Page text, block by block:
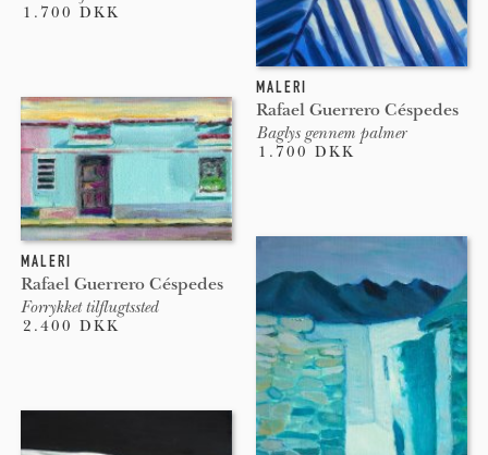
1.700 DKK
MALERI
Rafael Guerrero Céspedes
Baglys gennem palmer
1.700 DKK
MALERI
Rafael Guerrero Céspedes
Forrykket tilflugtssted
2.400 DKK